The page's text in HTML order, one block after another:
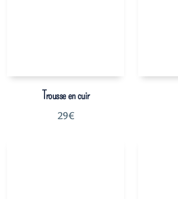
Trousse en cuir
29€